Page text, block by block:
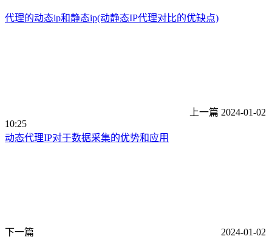
代理的动态ip和静态ip(动静态IP代理对比的优缺点)
上一篇 2024-01-02
10:25
动态代理IP对于数据采集的优势和应用
下一篇
2024-01-02